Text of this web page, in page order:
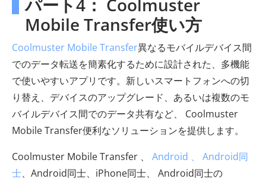
パート4： Coolmuster
Mobile Transfer使い方
Coolmuster Mobile Transfer異なるモバイルデバイス間
でのデータ転送を簡素化するために設計された、多機能
で使いやすいアプリです。新しいスマートフォンへの切
り替え、デバイスのアップグレード、あるいは複数のモ
バイルデバイス間でのデータ共有など、 Coolmuster
Mobile Transfer便利なソリューションを提供します。
Coolmuster Mobile Transfer 、 Android 、 Android同
士、Android同士、iPhone同士、 Android同士の